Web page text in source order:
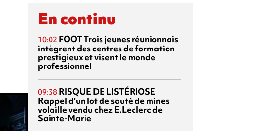
En continu
10:02 FOOTTrois jeunes réunionnais
intègrent des centres de formation
prestigieux et visent le monde
professionnel
09:38 RISQUE DE LISTÉRIOSE
Rappel d'un lot de sauté de mines
volaille vendu chez E.Leclerc de
Sainte-Marie